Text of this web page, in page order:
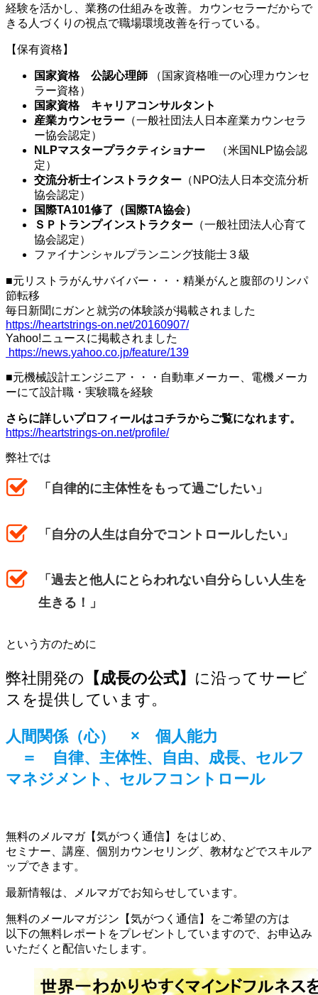
経験を活かし、業務の仕組みを改善。カウンセラーだからで
きる人づくりの視点で職場環境改善を行っている。
【保有資格】
国家資格 公認心理師 （国家資格唯一の心理カウンセ
ラー資格）
国家資格 キャリアコンサルタント
産業カウンセラー （一般社団法人日本産業カウンセラ
ー協会認定）
NLPマスタープラクティショナー （米国NLP協会認
定）
交流分析士インストラクター （NPO法人日本交流分析
協会認定）
国際TA101修了（国際TA協会）
ＳＰトランプインストラクター （一般社団法人心育て
協会認定）
ファイナンシャルプランニング技能士３級
■元リストラがんサバイバー・・・精巣がんと腹部のリンパ
節転移
毎日新聞にガンと就労の体験談が掲載されました
https://heartstrings-on.net/20160907/
Yahoo!ニュースに掲載されました
https://news.yahoo.co.jp/feature/139
■元機械設計エンジニア・・・自動車メーカー、電機メーカ
ーにて設計職・実験職を経験
さらに詳しいプロフィールはコチラからご覧になれます。
https://heartstrings-on.net/profile/
弊社では
「自律的に主体性をもって過ごしたい」
「自分の人生は自分でコントロールしたい」
「過去と他人にとらわれない自分らしい人生を
生きる！」
という方のために
弊社開発の 【成長の公式】 に沿ってサービ
スを提供しています。
人間関係（心） × 個人能力
＝ 自律、主体性、自由、成長、セルフ
マネジメント、セルフコントロール
無料のメルマガ【気がつく通信】をはじめ、
セミナー、講座、個別カウンセリング、教材などでスキルア
ップできます。
最新情報は、メルマガでお知らせしています。
無料のメールマガジン【気がつく通信】をご希望の方は
以下の無料レポートをプレゼントしていますので、お申込み
いただくと配信いたします。